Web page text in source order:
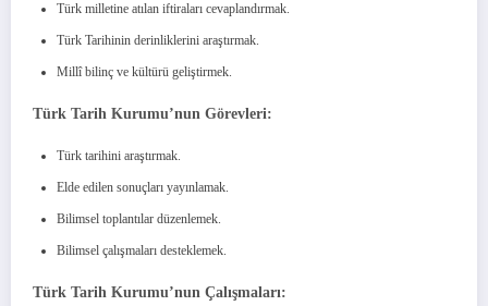
Türk milletine atılan iftiraları cevaplandırmak.
Türk Tarihinin derinliklerini araştırmak.
Millî bilinç ve kültürü geliştirmek.
Türk Tarih Kurumu’nun Görevleri:
Türk tarihini araştırmak.
Elde edilen sonuçları yayınlamak.
Bilimsel toplantılar düzenlemek.
Bilimsel çalışmaları desteklemek.
Türk Tarih Kurumu’nun Çalışmaları: